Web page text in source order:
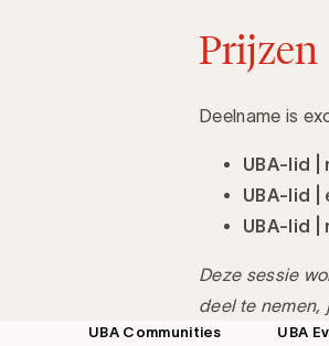
Prijzen
Deelname is
UBA-lid |
UBA-lid
UBA-lid |
Deze sessie
deel te nemen,
Footer
UBA Communities UBA